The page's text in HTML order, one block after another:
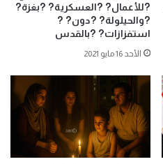
?للأعمال? ?العسكرية? ?بغزة?
?والحيلولة? ?دون? ?
استفزازات? ?بالقدس
الأحد 16 مايو 2021